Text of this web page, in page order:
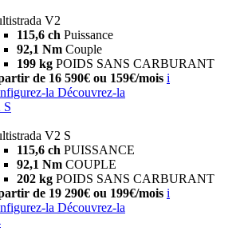
V2
115,6 ch Puissance
92,1 Nm Couple
199 kg POIDS SANS CARBURANT
de 16 590€ ou 159€/mois i
la Découvrez-la
S
V2 S
115,6 ch PUISSANCE
92,1 Nm COUPLE
202 kg POIDS SANS CARBURANT
de 19 290€ ou 199€/mois i
la Découvrez-la